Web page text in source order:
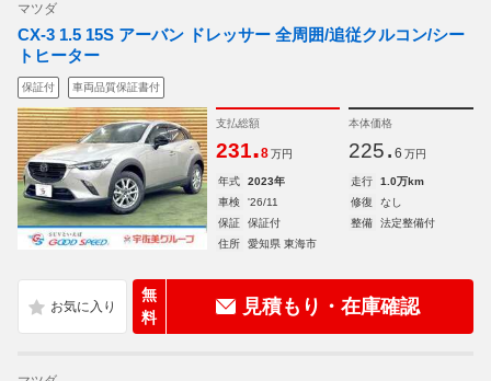
マツダ
CX-3 1.5 15S アーバン ドレッサー 全周囲/追従クルコン/シー
トヒーター
保証付 車両品質保証書付
支払総額
231.8 万円
本体価格
225. 6 万円
年式 2023年 走行
1.0万km
車検
'26/11 修復
なし
保証
保証付 整備
法定整備付
住所
愛知県 東海市
無
料
見積もり・在庫確認